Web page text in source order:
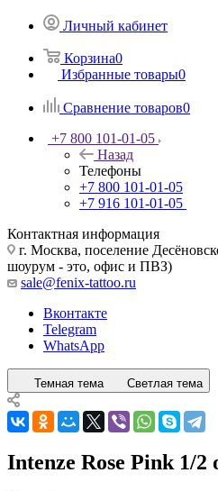
Личный кабинет
Корзина0
Избранные товары0
Сравнение товаров0
+7 800 101-01-05
Назад
Телефоны
+7 800 101-01-05
+7 916 101-01-05
Контактная информация
г. Москва, поселение
шоурум - это, офис и ПВЗ)
sale@fenix-tattoo.ru
Вконтакте
Telegram
WhatsApp
Темная тема Светлая тема
Intenze Rose Pink 1/2